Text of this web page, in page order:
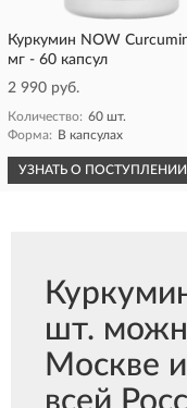
Куркумин NOW
мг - 60 капсул
2 990 руб.
Количество: 60 шт.
Форма: В капсулах
УЗНАТЬ О ПОСТУПЛЕНИИ
шт.
Москве
всей